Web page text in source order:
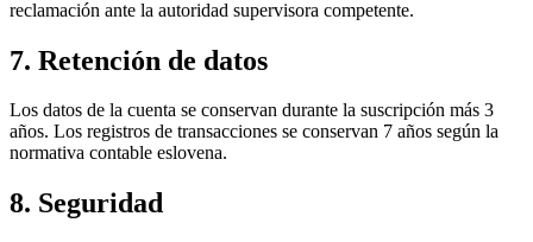
reclamación ante la autoridad supervisora competente.
7. Retención de datos
Los datos de la cuenta se conservan durante la suscripción más 3
años. Los registros de transacciones se conservan 7 años según la
normativa contable eslovena.
8. Seguridad